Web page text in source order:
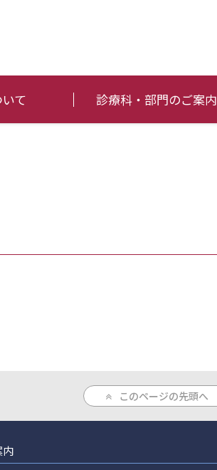
て 診療科・部門のご案内
このページの先頭へ
内